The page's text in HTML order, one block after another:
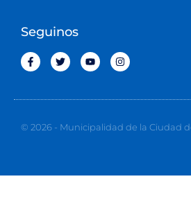
Seguinos
© 2026 - Municipalidad de la Ciudad